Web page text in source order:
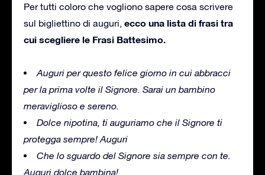
Per tutti coloro che vogliono sapere cosa scrivere
sul bigliettino di auguri, ecco una lista di frasi tra
cui scegliere le Frasi Battesimo.
Auguri per questo felice giorno in cui abbracci
per la prima volte il Signore. Sarai un bambino
meraviglioso e sereno.
Dolce nipotina, ti auguriamo che il Signore ti
protegga sempre! Auguri
Che lo sguardo del Signore sia sempre con te.
Auguri dolce bambina!